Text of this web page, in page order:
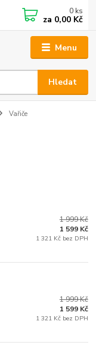
Menu
Hledat
0 ks
za 0,00 Kč
Vařiče
1 999 Kč
1 599 Kč
1 321 Kč bez DPH
1 999 Kč
1 599 Kč
1 321 Kč bez DPH